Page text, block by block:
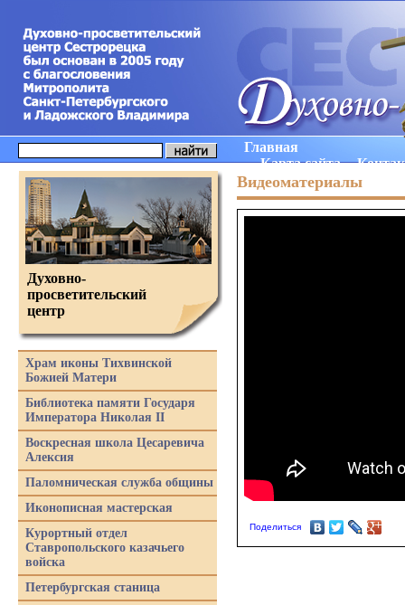
Главная
Карта сайта
Видеоматериалы
Поделиться
Духовно-
просветительский
центр
Храм иконы Тихвинской
Божией Матери
Библиотека памяти Государя
Императора Николая II
Воскресная школа Цесаревича
Алексия
Паломническая служба общины
Иконописная мастерская
Курортный отдел
Ставропольского казачьего
войска
Петербургская станица